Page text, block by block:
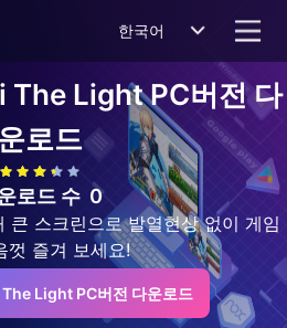
한국어
The LightPC버전 다
운로드
로드 수 0
큰 스크린으로 발열현상 없이 게임
껏 즐겨 보세요!
Light PC버전 다운로드